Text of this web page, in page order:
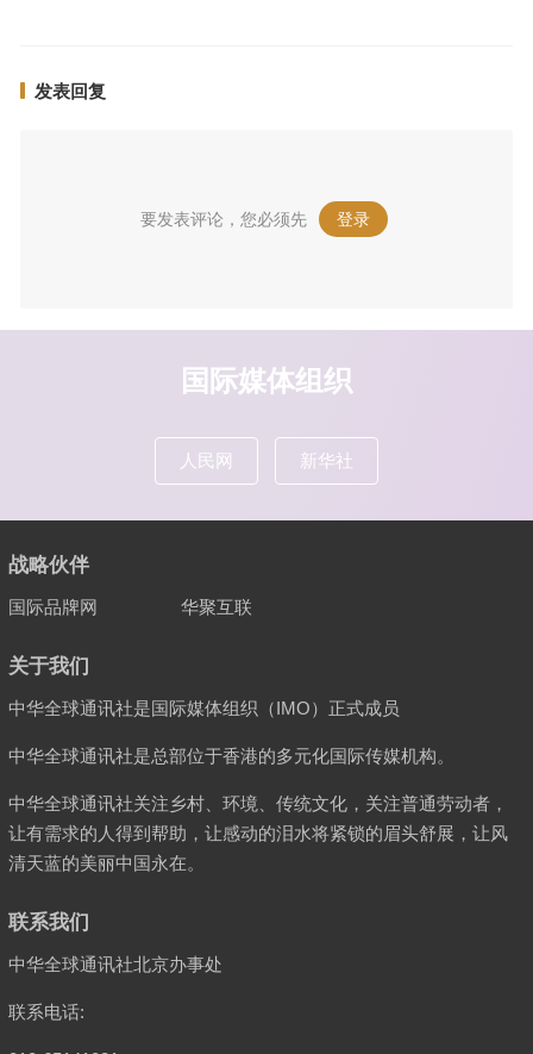
发表回复
要发表评论，您必须先 登录 。
国际媒体组织
人民网 新华社
战略伙伴
国际品牌网 华聚互联
关于我们
中华全球通讯社是国际媒体组织（IMO）正式成员
中华全球通讯社是总部位于香港的多元化国际传媒机构。
中华全球通讯社关注乡村、环境、传统文化，关注普通劳动者，
让有需求的人得到帮助，让感动的泪水将紧锁的眉头舒展，让风
清天蓝的美丽中国永在。
联系我们
中华全球通讯社北京办事处
联系电话: